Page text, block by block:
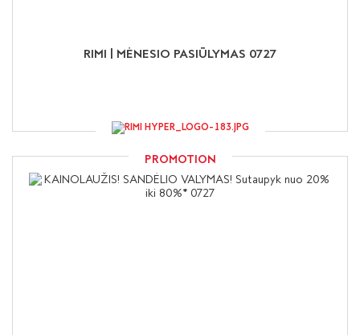
RIMI | MĖNESIO PASIŪLYMAS 0727
PROMOTION